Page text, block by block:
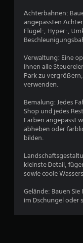
Achterbahnen:
angepassten
Flügel-, Hyper-,
Verwaltung: Eine
Ihnen alle
Park zu
verwenden.
Bemalung: Jedes
Shop und jedes
Farben angepasst
abheben oder
bilden.
kleinste Detail,
sowie coole
Gelände: Bauen
im Dschungel oder